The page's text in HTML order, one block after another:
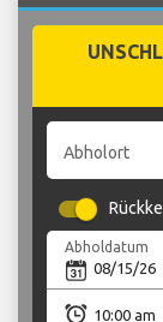
Abholort
Abholdatum